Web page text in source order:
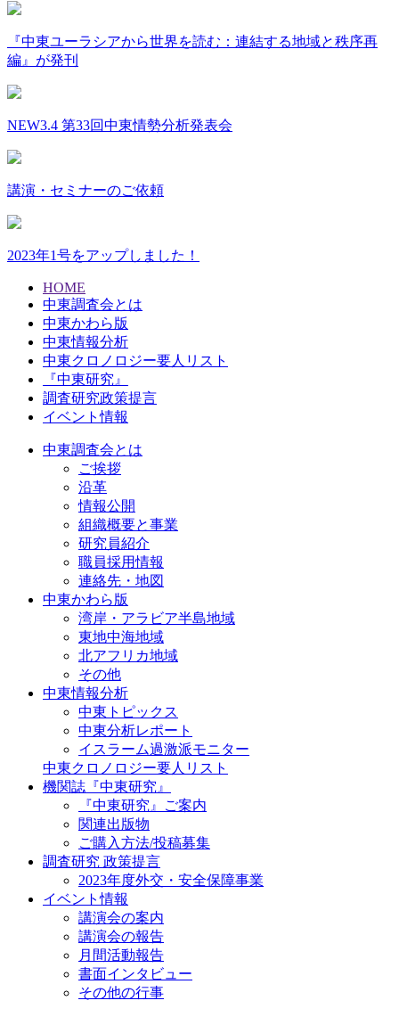
『中東ユーラシアから世界を読む：連結する地域と秩序再
編』が発刊
NEW3.4 第33回中東情勢分析発表会
講演・セミナーのご依頼
2023年1号をアップしました！
HOME
中東調査会とは
中東かわら版
中東情報分析
中東クロノロジー要人リスト
『中東研究』
調査研究政策提言
イベント情報
中東調査会とは
ご挨拶
沿革
情報公開
組織概要と事業
研究員紹介
職員採用情報
連絡先・地図
中東かわら版
湾岸・アラビア半島地域
東地中海地域
北アフリカ地域
その他
中東情報分析
中東トピックス
中東分析レポート
イスラーム過激派モニター
中東クロノロジー要人リスト
機関誌『中東研究』
『中東研究』ご案内
関連出版物
ご購入方法/投稿募集
調査研究 政策提言
2023年度外交・安全保障事業
イベント情報
講演会の案内
講演会の報告
月間活動報告
書面インタビュー
その他の行事